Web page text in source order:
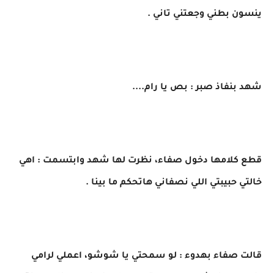
ينسون بطني وجعتني تاني .
شهد بنفاذ صبر : بص يا رام....
قطع كلامها دخول صفاء، نظرت لها شهد وابتسمت : اهي
خالتي حبيبتي اللي نصفاني هاتحكم ما بينا .
قالت صفاء بهدوء : لو سمحتي يا شوشو، اعملي لرامي